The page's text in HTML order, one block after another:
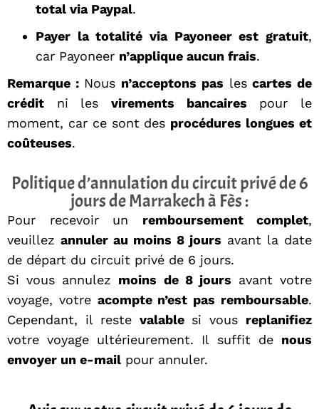
total via Paypal.
Payer la totalité via Payoneer est gratuit,
car Payoneer n’applique aucun frais.
Remarque :Nous n’acceptons pas lescartes de
crédit ni les virements bancaires pour le
moment, car ce sont des procédures longues et
coûteuses.
Politique d’annulation du circuit privé de 6
jours de Marrakech à Fès :
Pour recevoir un remboursement complet,
veuillez annuler au moins 8 jours avant la date
de départ du circuit privé de 6 jours.
Si vous annulez moins de 8 jours avant votre
voyage, votre acompte n’est pas remboursable.
Cependant, il reste valablesi vous replanifiez
votre voyage ultérieurement. Il suffit de nous
envoyer un e-mail pour annuler.